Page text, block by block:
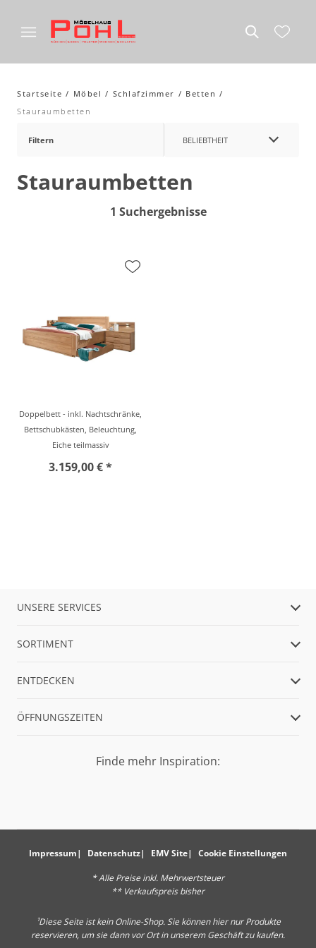
Startseite Möbel Schlafzimmer
Betten
Stauraumbetten
Filtern BELIEBTHEIT
Stauraumbetten
1 Suchergebnisse
Doppelbett - inkl. Nachtschränke,
Bettschubkästen, Beleuchtung,
Eiche teilmassiv
3.159,00 € *
UNSERE SERVICES
SORTIMENT
ENTDECKEN
ÖFFNUNGSZEITEN
Finde mehr Inspiration:
Impressum Datenschutz EMV Site Cookie Einstellungen
* Alle Preise inkl. Mehrwertsteuer
** Verkaufspreis bisher
¹Diese Seite ist kein Online-Shop. Sie können hier nur Produkte
reservieren, um sie dann vor Ort in unserem Geschäft zu kaufen.